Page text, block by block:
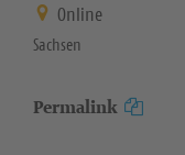
Online
Sachsen
Permalink